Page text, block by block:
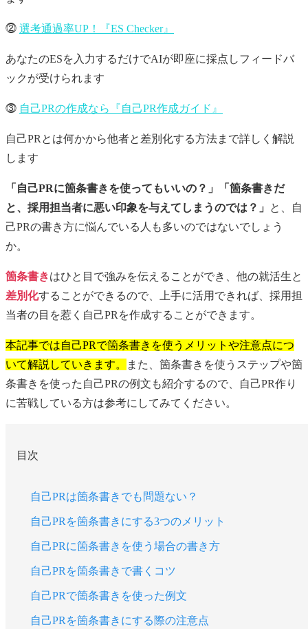
⓶ 選考通過率UP！『ES Checker』
あなたのESを入力するだけでAIが即座に採点しフィードバ
ックが受けられます
⓷ 自己PRの作成なら『自己PR作成ガイド』
自己PRとは何かから他者と差別化する方法まで詳しく解説
します
「自己PRに箇条書きを使ってもいいの？」「箇条書きだ
と、採用担当者に悪い印象を与えてしまうのでは？」
と、自
己PRの書き方に悩んでいる人も多いのではないでしょう
か。
箇条書きはひと目で強みを伝えることができ、他の就活生と
差別化することができるので、上手に活用できれば、採用担
当者の目を惹く自己PRを作成することができます。
本記事では自己PRで箇条書きを使うメリットや注意点につ
いて解説していきます。
また、箇条書きを使うステップや箇
条書きを使った自己PRの例文も紹介するので、自己PR作り
に苦戦している方は参考にしてみてください。
目次
自己PRは箇条書きでも問題ない？
自己PRを箇条書きにする3つのメリット
自己PRに箇条書きを使う場合の書き方
自己PRを箇条書きで書くコツ
自己PRで箇条書きを使った例文
自己PRを箇条書きにする際の注意点